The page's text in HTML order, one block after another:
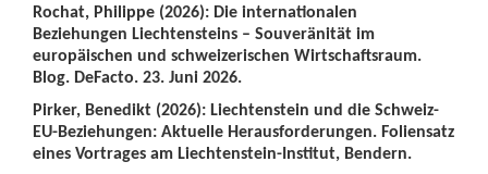
Rochat, Philippe (2026): Die internationalen
Beziehungen Liechtensteins – Souveränität im
europäischen und schweizerischen Wirtschaftsraum.
Blog. DeFacto. 23. Juni 2026.
Pirker, Benedikt (2026): Liechtenstein und die Schweiz-
EU-Beziehungen: Aktuelle Herausforderungen. Foliensatz
eines Vortrages am Liechtenstein-Institut, Bendern.